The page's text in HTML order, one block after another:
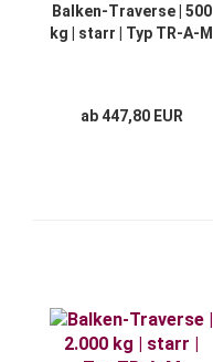
Balken-Traverse | 500
kg | starr | Typ TR-A-M
ab 447,80 EUR